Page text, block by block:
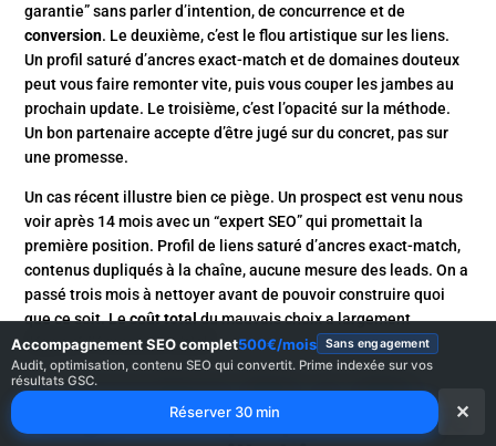
Accompagnement SEO complet500€/mois Sans engagement
Audit, optimisation, contenu SEO qui convertit. Prime indexée sur vos
résultats GSC.
Réserver 30 min ✕
garantie” sans parler d’intention, de concurrence et de
conversion. Le deuxième, c’est le flou artistique sur les liens.
Un profil saturé d’ancres exact-match et de domaines douteux
peut vous faire remonter vite, puis vous couper les jambes au
prochain update. Le troisième, c’est l’opacité sur la méthode.
Un bon partenaire accepte d’être jugé sur du concret, pas sur
une promesse.
Un cas récent illustre bien ce piège. Un prospect est venu nous
voir après 14 mois avec un “expert SEO” qui promettait la
première position. Profil de liens saturé d’ancres exact-match,
contenus dupliqués à la chaîne, aucune mesure des leads. On a
passé trois mois à nettoyer avant de pouvoir construire quoi
que ce soit. Lecoût totaldu mauvais choix a largement
dépassé l’économie initiale.
Consultant SEO et GEO :
l’angle 2026 que personne ne